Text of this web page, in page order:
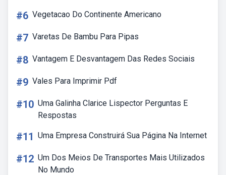
#6 Vegetacao Do Continente Americano
#7 Varetas De Bambu Para Pipas
#8 Vantagem E Desvantagem Das Redes Sociais
#9 Vales Para Imprimir Pdf
#10 Uma Galinha Clarice Lispector Perguntas E
Respostas
#11 Uma Empresa Construirá Sua Página Na Internet
#12 Um Dos Meios De Transportes Mais Utilizados
No Mundo